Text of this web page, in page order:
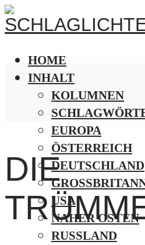
HOME
INHALT
KOLUMNEN
EUROPA
ÖSTERREICH
DEUTSCHLAND
USA
NAHER OSTEN
RUSSLAND
DIE